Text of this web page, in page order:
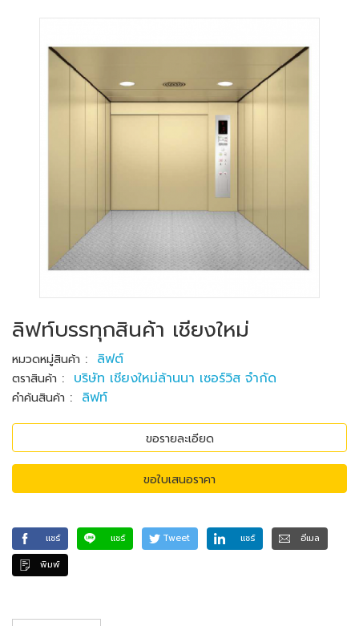
ลิฟท์บรรทุกสินค้า เชียงใหม่
หมวดหมู่สินค้า : ลิฟต์
ตราสินค้า : บริษัท เชียงใหม่ล้านนา เซอร์วิส จำกัด
คำค้นสินค้า : ลิฟท์
ขอรายละเอียด
ขอใบเสนอราคา
แชร์ แชร์ Tweet แชร์
อีเมล
พิมพ์